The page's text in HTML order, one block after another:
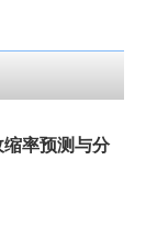
率预测与分